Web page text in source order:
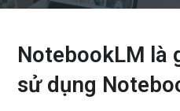
NotebookLM là
sử dụng